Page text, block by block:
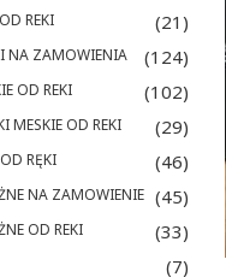
REKI (21)
NA ZAMOWIENIA (124)
OD REKI (102)
MESKIE OD REKI (29)
RĘKI (46)
NA ZAMOWIENIE (45)
OD REKI (33)
(7)